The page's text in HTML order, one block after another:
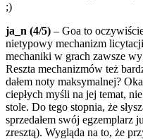
;)
ja_n (4/5) – Goa to
nietypowy mechanizm
mechaniki w grach zawsze
Reszta mechanizmów też
dałem noty maksymalnej?
ciepłych myśli na jej temat,
stole. Do tego stopnia, że
sprzedałem swój egzemplarz
zresztą). Wygląda na to, że